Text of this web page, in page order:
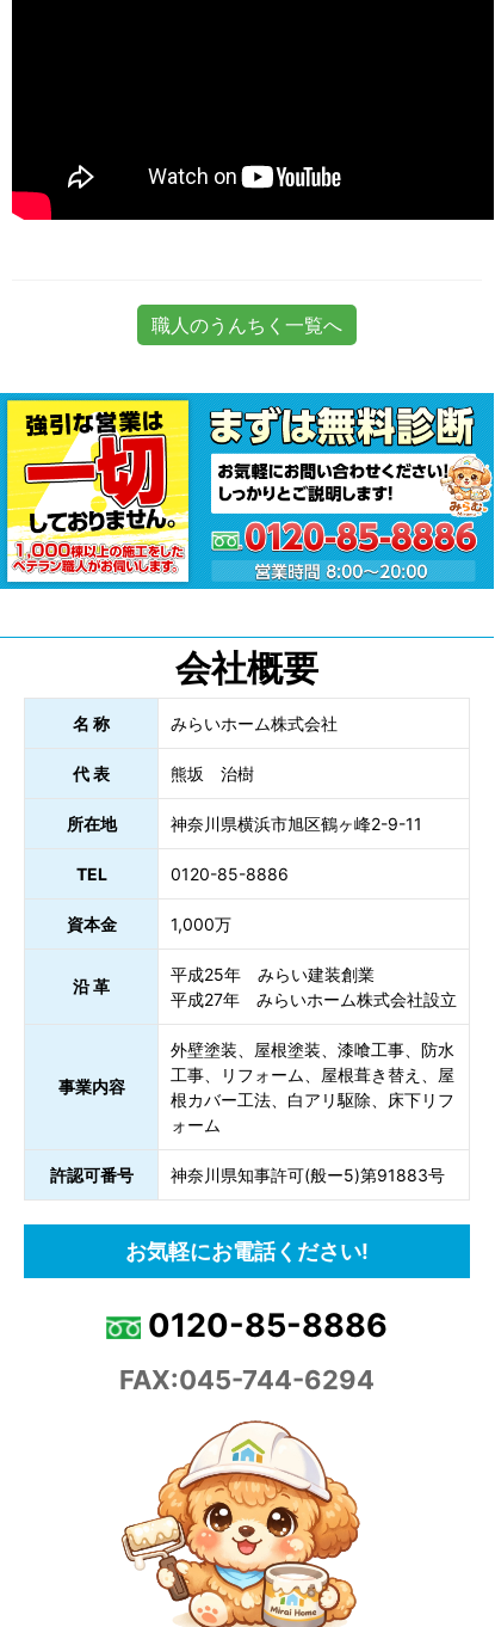
職人のうんちく一覧へ
会社概要
名 称 みらいホーム株式会社
代 表 熊坂 治樹
所在地 神奈川県横浜市旭区鶴ヶ峰2-9-11
TEL 0120-85-8886
資本金 1,000万
沿 革
平成25年 みらい建装創業
平成27年 みらいホーム株式会社設立
事業内容
外壁塗装、屋根塗装、漆喰工事、防水
工事、リフォーム、屋根葺き替え、屋
根カバー工法、白アリ駆除、床下リフ
ォーム
許認可番号 神奈川県知事許可(般ー5)第91883号
お気軽にお電話ください!
0120-85-8886
FAX:045-744-6294